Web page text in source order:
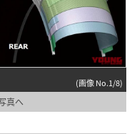
(画像 No.1/8)
真へ